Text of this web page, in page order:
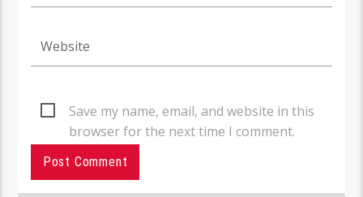
Save my name, email, and website in this
browser for the next time I comment.